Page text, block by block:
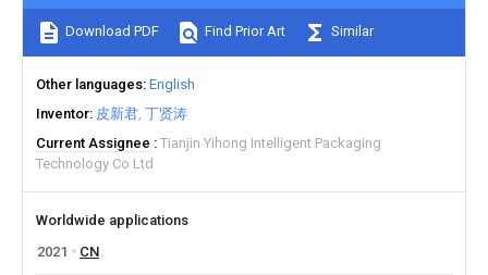
Download PDF Find Prior Art Similar
Other languages English
Inventor 皮新君 丁贤涛
Current Assignee
Tianjin Yihong Intelligent Packaging
Technology Co Ltd
Worldwide applications
2021
CN